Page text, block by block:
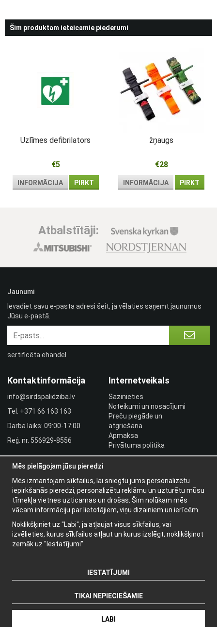
Šim produktam ieteicamie piederumi
Uzlīmes defibrilators
€5
INFORMĀCIJA PIRKT
žņaugs
€28
INFORMĀCIJA PIRKT
Atbalstītāji:
Kontaktinformācija
info@sirdspalidziba.lv
Tel. +371 66 163 163​
Darba laiks: 09:00-17:00
Reģ. nr. 556929-8556
Internetveikals
Sazinieties
Noteikumi un nosacījumi
Preču piegāde un
atgriešana
Apmaksa
Privātuma politika
Pieslēgties
Papildu informācija
Jaunumu vēstules
Par sīkdatnēm
Jaunumi
Ievadiet savu e-pasta adresi šeit, ja vēlaties saņemt jaunumus
Jūsu e-pastā.
sertificēta ehandel
Mēs pielāgojam jūsu pieredzi
Mēs izmantojam sīkfailus, lai sniegtu jums personalizētu
iepirkšanās pieredzi, personalizētu reklāmu un uzturētu mūsu
tīmekļa vietnes uzticamas un drošas. Šim nolūkam mēs
vācam informāciju par lietotājiem, viņu dizainiem un ierīcēm.
Noklikšķiniet uz "Labi", ja atļaujat visus sīkfailus, vai
izvēlieties, kurus sīkfailus atļaut un kurus izslēgt, noklikšķinot
zemāk uz "Iestatījumi".
IESTATĪJUMI
TIKAI NEPIECIEŠAMIE
LABI